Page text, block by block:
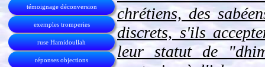
témoignage déconversion
exemples tromperies
ruse Hamidoullah
réponses objections
chrétiens, des
discrets, s'ils
leur statut de